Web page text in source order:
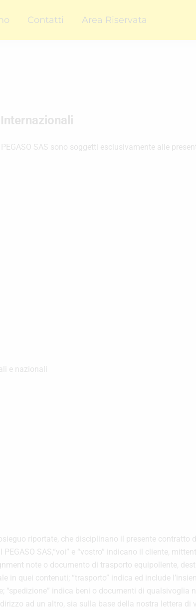
Contatti Area Riservata
SAS sono soggetti esclusivamente alle
e nazionali
riportate, che disciplinano il presente contratto
PEGASO SAS,“voi” e “vostro” indicano il cliente,
note o documento di trasporto equipollente,
in quei contenuti; “trasporto” indica ed include
“spedizione” indica beni o documenti di qualsivoglia
ad un altro, sia sulla base della nostra lettera di